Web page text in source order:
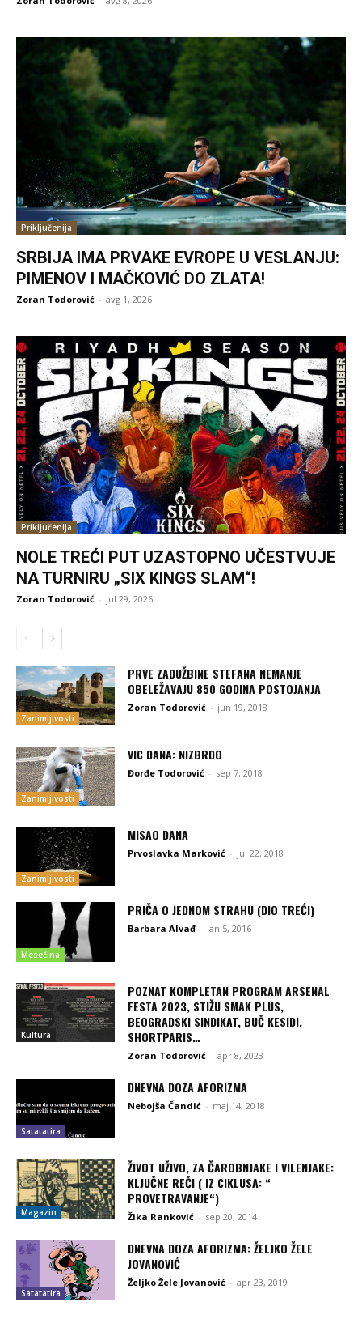
Priključenija
SRBIJA IMA PRVAKE EVROPE U VESLANJU:
PIMENOV I MAČKOVIĆ DO ZLATA!
Zoran Todorović - avg 1, 2026
Priključenija
NOLE TREĆI PUT UZASTOPNO UČESTVUJE
NA TURNIRU „SIX KINGS SLAM“!
Zoran Todorović - jul 29, 2026
Zanimljivosti
PRVE ZADUŽBINE STEFANA NEMANJE
OBELEŽAVAJU 850 GODINA POSTOJANJA
Zoran Todorović - jun 19, 2018
Zanimljivosti
VIC DANA: NIZBRDO
Đorđe Todorović - sep 7, 2018
Zanimljivosti
MISAO DANA
Prvoslavka Marković - jul 22, 2018
Mesečina
PRIČA O JEDNOM STRAHU (DIO TREĆI)
Barbara Alvađ - jan 5, 2016
Kultura
POZNAT KOMPLETAN PROGRAM ARSENAL
FESTA 2023, STIŽU SMAK PLUS,
BEOGRADSKI SINDIKAT, BUČ KESIDI,
SHORTPARIS…
Zoran Todorović - apr 8, 2023
Satatatira
DNEVNA DOZA AFORIZMA
Nebojša Čandić - maj 14, 2018
Magazin
ŽIVOT UŽIVO, ZA ČAROBNJAKE I VILENJAKE:
KLJUČNE REČI ( IZ CIKLUSA: “
PROVETRAVANJE“)
Žika Ranković - sep 20, 2014
Satatatira
DNEVNA DOZA AFORIZMA: ŽELJKO ŽELE
JOVANOVIĆ
Željko Žele Jovanović - apr 23, 2019